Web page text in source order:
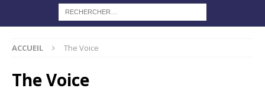
ACCUEIL The Voice
The Voice